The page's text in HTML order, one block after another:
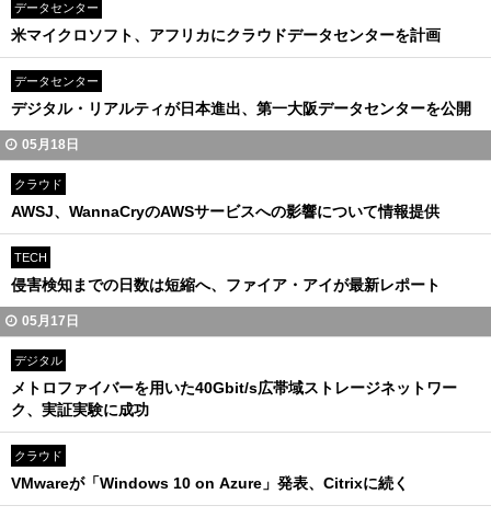
データセンター
米マイクロソフト、アフリカにクラウドデータセンターを計画
データセンター
デジタル・リアルティが日本進出、第一大阪データセンターを公開
05月18日
クラウド
AWSJ、WannaCryのAWSサービスへの影響について情報提供
TECH
侵害検知までの日数は短縮へ、ファイア・アイが最新レポート
05月17日
デジタル
メトロファイバーを用いた40Gbit/s広帯域ストレージネットワー
ク、実証実験に成功
クラウド
VMwareが「Windows 10 on Azure」発表、Citrixに続く